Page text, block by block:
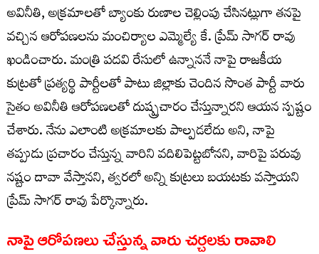
అవినీతి, అక్రమాలతో బ్యాంకు రుణాల చెల్లింపు చేసినట్లుగా తనపై
వచ్చిన ఆరోపణలను మంచిర్యాల ఎమ్మెల్యే కే. ప్రేమ్ సాగర్ రావు
ఖండించారు. మంత్రి పదవి రేసులో ఉన్నాననే నాపై రాజకీయ
కుట్రతో ప్రత్యర్థి పార్టీలతో పాటు జిల్లాకు చెందిన సొంత పార్టీ వారు
సైతం అవినీతి ఆరోపణలతో దుష్ప్రచారం చేస్తున్నారని ఆయన స్పష్టం
చేశారు. నేను ఎలాంటి అక్రమాలకు పాల్పడలేదు అని, నాపై
తప్పుడు ప్రచారం చేస్తున్న వారిని వదిలిపెట్టబోనని, వారిపై పరువు
నష్టం దావా వేస్తానని, త్వరలో అన్ని కుట్రలు బయటకు వస్తాయని
ప్రేమ్ సాగర్ రావు పేర్కొన్నారు.
నాపై ఆరోపణలు చేస్తున్న వారు చర్చలకు రావాలి